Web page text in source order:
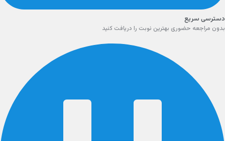
دسترسی سریع
بدون مراجعه حضوری بهترین نوبت را دریافت کنید